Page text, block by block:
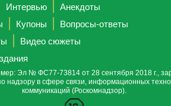
Интервью
Анекдоты
Купоны
Вопросы-ответы
Видео сюжеты
Эл № ФС77-73814 от 28 сентября 2018 г.,
надзору в сфере связи, информационных
коммуникаций (Роскомнадзор).